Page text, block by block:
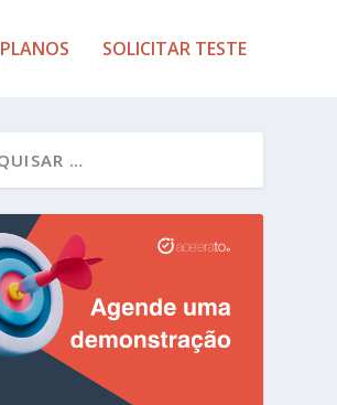
PLANOS SOLICITAR TESTE